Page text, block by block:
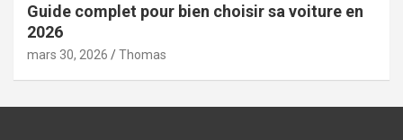
Guide complet pour bien choisir sa voiture en
2026
mars 30, 2026 Thomas